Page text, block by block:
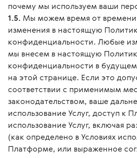
почему мы используем ваши
1.5. Мы можем время от времени
изменения в настоящую
конфиденциальности. Любые
мы внесем в настоящую
конфиденциальности в
на этой странице. Если это
соответствии с применимым
законодательством, ваше
использование Услуг, доступ к
использование Услуг, включая
(как определено в Условиях
Платформе, или выраженное